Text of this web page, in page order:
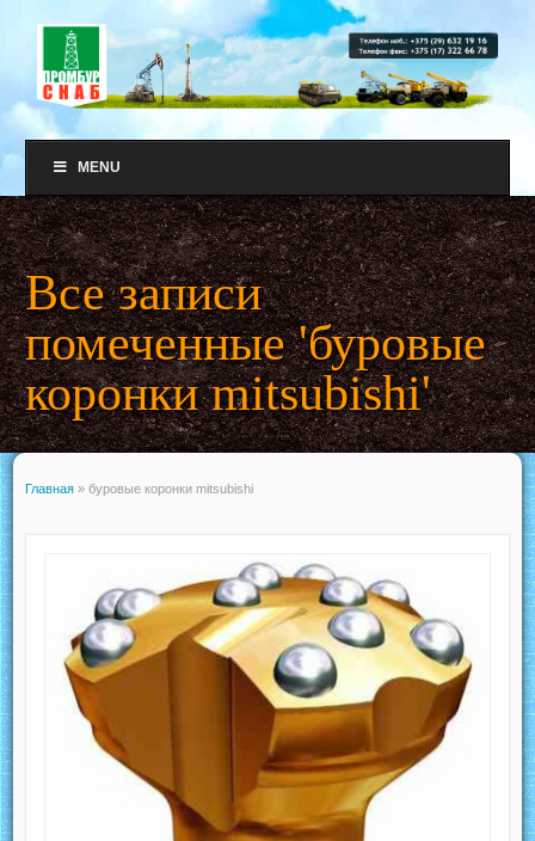
MENU
Все записи
помеченные 'буровые
коронки mitsubishi'
Главная » буровые коронки mitsubishi